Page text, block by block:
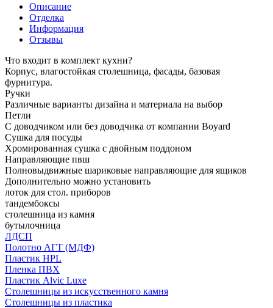
Описание
Отделка
Информация
Отзывы
Что входит в комплект кухни?
Корпус, влагостойкая столешница, фасады, базовая
фурнитура.
Ручки
Различные варианты дизайна и материала на выбор
Петли
С доводчиком или без доводчика от компании Boyard
Сушка для посуды
Хромированная сушка с двойным поддоном
Направляющие пвш
Полновыдвижные шариковые направляющие для ящиков
Дополнительно можно установить
лоток для стол. приборов
тандембоксы
столешница из камня
бутылочница
ЛДСП
Полотно АГТ (МДФ)
Пластик HPL
Пленка ПВХ
Пластик Alvic Luxe
Столешницы из искусственного камня
Столешницы из пластика